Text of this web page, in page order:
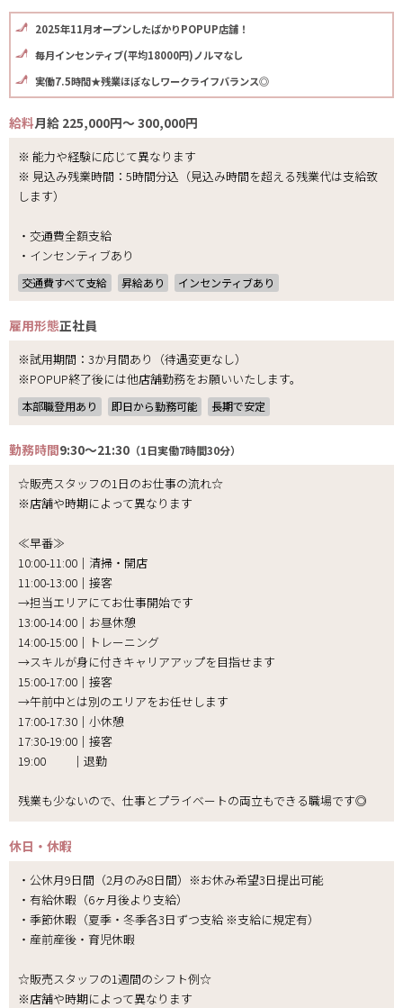
2025年11月オープンしたばかりPOPUP店舗！
毎月インセンティブ(平均18000円)ノルマなし
実働7.5時間★残業ほぼなしワークライフバランス◎
給料月給 225,000円～ 300,000円
※ 能力や経験に応じて異なります
※ 見込み残業時間：5時間分込（見込み時間を超える残業代は支給致
します）
・交通費全額支給
・インセンティブあり
交通費すべて支給 昇給あり インセンティブあり
雇用形態正社員
※試用期間：3か月間あり（待遇変更なし）
※POPUP終了後には他店舗勤務をお願いいたします。
本部職登用あり 即日から勤務可能 長期で安定
勤務時間9:30～21:30 （1日実働7時間30分）
☆販売スタッフの1日のお仕事の流れ☆
※店舗や時期によって異なります
≪早番≫
10:00-11:00｜清掃・開店
11:00-13:00｜接客
→担当エリアにてお仕事開始です
13:00-14:00｜お昼休憩
14:00-15:00｜トレーニング
→スキルが身に付きキャリアアップを目指せます
15:00-17:00｜接客
→午前中とは別のエリアをお任せします
17:00-17:30｜小休憩
17:30-19:00｜接客
19:00 ｜退勤
残業も少ないので、仕事とプライベートの両立もできる職場です◎
休日・休暇
・公休月9日間（2月のみ8日間）※お休み希望3日提出可能
・有給休暇（6ヶ月後より支給）
・季節休暇（夏季・冬季各3日ずつ支給 ※支給に規定有）
・産前産後・育児休暇
☆販売スタッフの1週間のシフト例☆
※店舗や時期によって異なります